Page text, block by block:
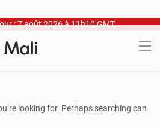
: 7 août 2026 à 11h10 GMT
looking for. Perhaps searching can